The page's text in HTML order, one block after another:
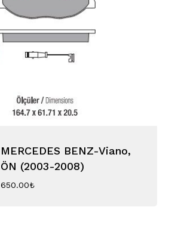
MERCEDES BENZ-Viano,
ÖN (2003-2008)
650.00₺